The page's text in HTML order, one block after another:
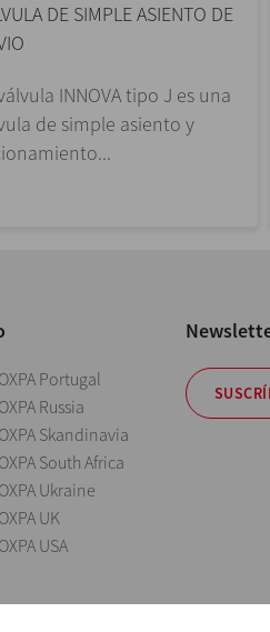
DE SIMPLE ASIENTO DE
INNOVA tipo J es una
de simple asiento y
Portugal
Russia
Skandinavia
South Africa
Ukraine
UK
USA